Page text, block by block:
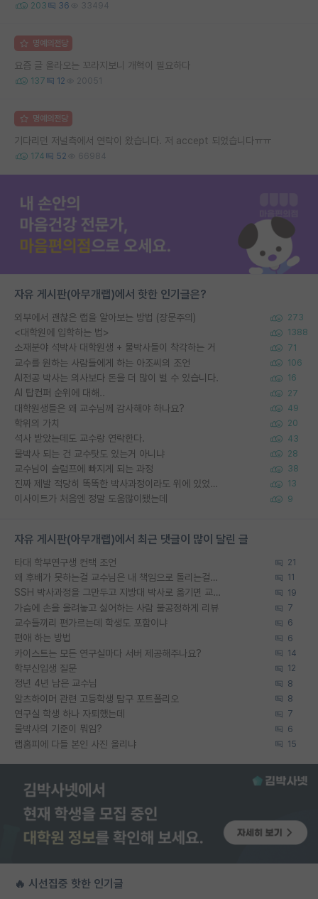
203 36 33494
명예의전당
요즘 글 올라오는 꼬라지보니 개혁이 필요하다
137 12 20051
명예의전당
기다리던 저널측에서 연락이 왔습니다. 저 accept 되었습니다ㅠㅠ
174 52 66984
자유 게시판(아무개랩)에서 핫한 인기글은?
외부에서 괜찮은 랩을 알아보는 방법 (장문주의) 273
<대학원에 입학하는 법> 1388
소재분야 석박사 대학원생 + 물박사들이 착각하는 거 71
교수를 원하는 사람들에게 하는 아조씨의 조언 106
AI전공 박사는 의사보다 돈을 더 많이 벌 수 있습니다. 16
AI 탑컨퍼 순위에 대해.. 27
대학원생들은 왜 교수님께 감사해야 하나요? 49
학위의 가치 20
석사 받았는데도 교수랑 연락한다. 43
물박사 되는 건 교수탓도 있는거 아니냐 28
교수님이 슬럼프에 빠지게 되는 과정 38
진짜 제발 적당히 똑똑한 박사과정이라도 위에 있었으면.. 13
이사이트가 처음엔 정말 도움많이됐는데 9
자유 게시판(아무개랩)에서 최근 댓글이 많이 달린 글
타대 학부연구생 컨택 조언 21
왜 후배가 못하는걸 교수님은 내 책임으로 돌리는걸까요? 11
SSH 박사과정을 그만두고 지방대 박사로 옮기면 교수의 꿈은 끝일까요? 19
가슴에 손을 올려놓고 싫어하는 사람 불공정하게 리뷰 7
교수들끼리 편가르는데 학생도 포함이냐 6
편애 하는 방법 6
카이스트는 모든 연구실마다 서버 제공해주나요? 14
학부신입생 질문 12
정년 4년 남은 교수님 8
알츠하이머 관련 고등학생 탐구 포트폴리오 8
연구실 학생 하나 자퇴했는데 7
물박사의 기준이 뭐임? 6
랩홈피에 다들 본인 사진 올리냐 15
🔥 시선집중 핫한 인기글